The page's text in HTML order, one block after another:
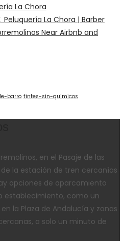
La Chora
Peluquería La Chora | Barber
Near Airbnb and
barro tintes-sin-quimicos
en el Pasaje de las
la estación de tren cercanías
opciones de aparcamiento
establecimiento, como un
la Plaza de Andalucía y zonas
a solo un minuto de